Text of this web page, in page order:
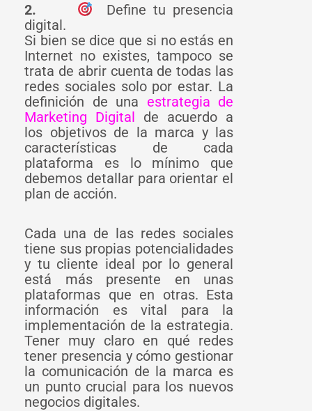
2.
Define tu presencia
digital.
Si bien se dice que si no estás en
Internet no existes, tampoco se
trata de abrir cuenta de todas las
redes sociales solo por estar. La
definición de una estrategia de
Marketing Digital de acuerdo a
los objetivos de la marca y las
características de cada
plataforma es lo mínimo que
debemos detallar para orientar el
plan de acción.
Cada una de las redes sociales
tiene sus propias potencialidades
y tu cliente ideal por lo general
está más presente en unas
plataformas que en otras. Esta
información es vital para la
implementación de la estrategia.
Tener muy claro en qué redes
tener presencia y cómo gestionar
la comunicación de la marca es
un punto crucial para los nuevos
negocios digitales.